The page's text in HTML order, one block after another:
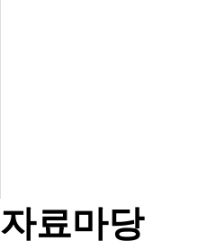
자료마당